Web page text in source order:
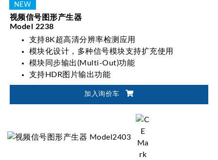
视频信号图形产生器
Model 2238
支持8K超高清分辨率检测应用
模块化设计，多种信号模块支持扩充使用
模块同步输出(Multi-Out)功能
支持HDR图片输出功能
加入询价车